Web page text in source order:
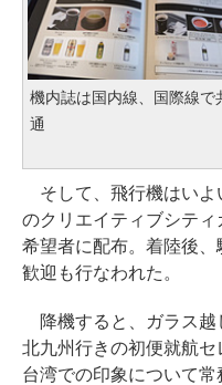
機内誌は国内線、国際線で
通
そして、飛行機はいよ
のクリエイティブシテ
希望者に配布。着陸後
歓迎も行なわれた。
降機すると、ガラス越
北九州行きの初便就航
台湾での印象について